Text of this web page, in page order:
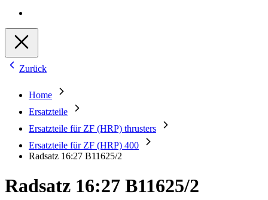
Zurück
Home
Ersatzteile
Ersatzteile für ZF (HRP) thrusters
Ersatzteile für ZF (HRP) 400
Radsatz 16:27 B11625/2
Radsatz 16:27 B11625/2